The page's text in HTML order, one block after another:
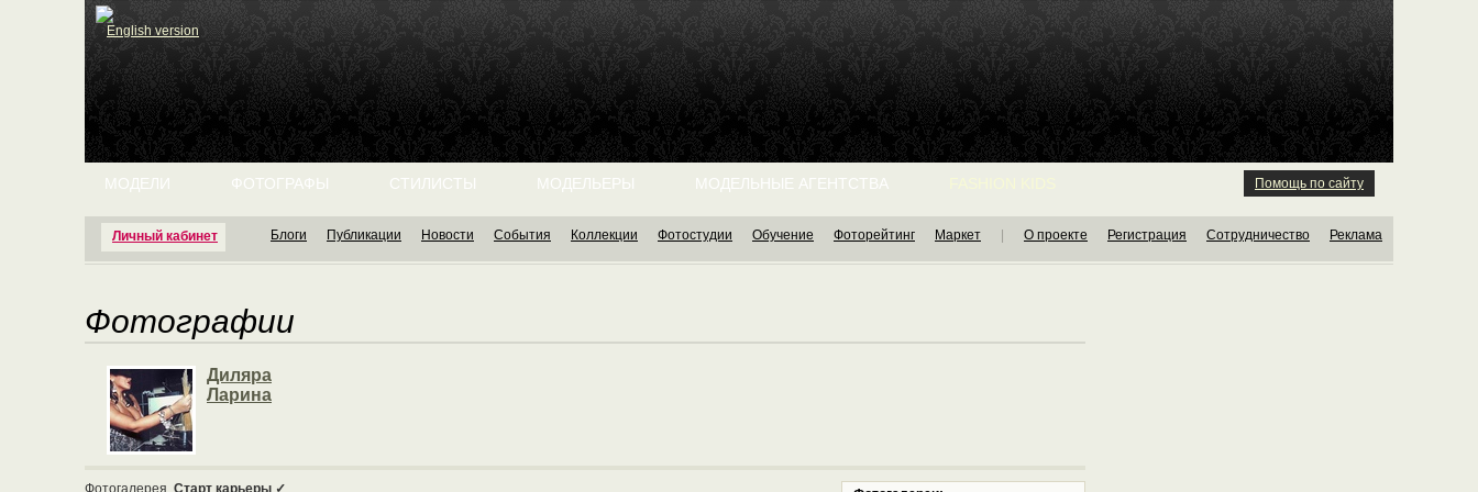
English version
Личный кабинет
МОДЕЛИ ФОТОГРАФЫ СТИЛИСТЫ МОДЕЛЬЕРЫ МОДЕЛЬНЫЕ АГЕНТСТВА Помощь по сайту
Блоги Публикации Новости События Коллекции Фотостудии Обучение Фоторейтинг Маркет О проекте Регистрация Сотрудничество Реклама
Фотографии
Диляра
Ларина
Фотогалерея Старт карьеры ✓